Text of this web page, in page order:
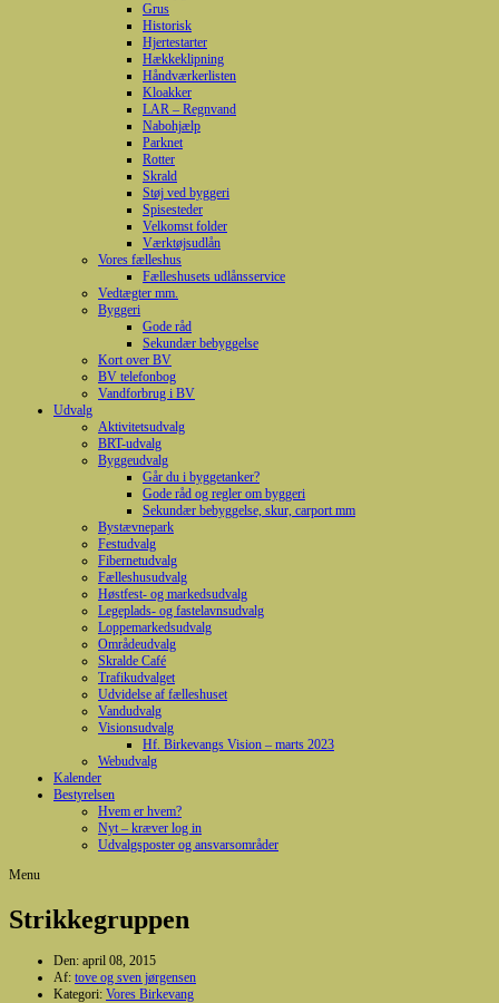
Grus
Historisk
Hjertestarter
Hækkeklipning
Håndværkerlisten
Kloakker
LAR – Regnvand
Nabohjælp
Parknet
Rotter
Skrald
Støj ved byggeri
Spisesteder
Velkomst folder
Værktøjsudlån
Vores fælleshus
Fælleshusets udlånsservice
Vedtægter mm.
Byggeri
Gode råd
Sekundær bebyggelse
Kort over BV
BV telefonbog
Vandforbrug i BV
Udvalg
Aktivitetsudvalg
BRT-udvalg
Byggeudvalg
Går du i byggetanker?
Gode råd og regler om byggeri
Sekundær bebyggelse, skur, carport mm
Bystævnepark
Festudvalg
Fibernetudvalg
Fælleshusudvalg
Høstfest- og markedsudvalg
Legeplads- og fastelavnsudvalg
Loppemarkedsudvalg
Områdeudvalg
Skralde Café
Trafikudvalget
Udvidelse af fælleshuset
Vandudvalg
Visionsudvalg
Hf. Birkevangs Vision – marts 2023
Webudvalg
Kalender
Bestyrelsen
Hvem er hvem?
Nyt – kræver log in
Udvalgsposter og ansvarsområder
Menu
Strikkegruppen
Den: april 08, 2015
Af: tove og sven jørgensen
Kategori: Vores Birkevang